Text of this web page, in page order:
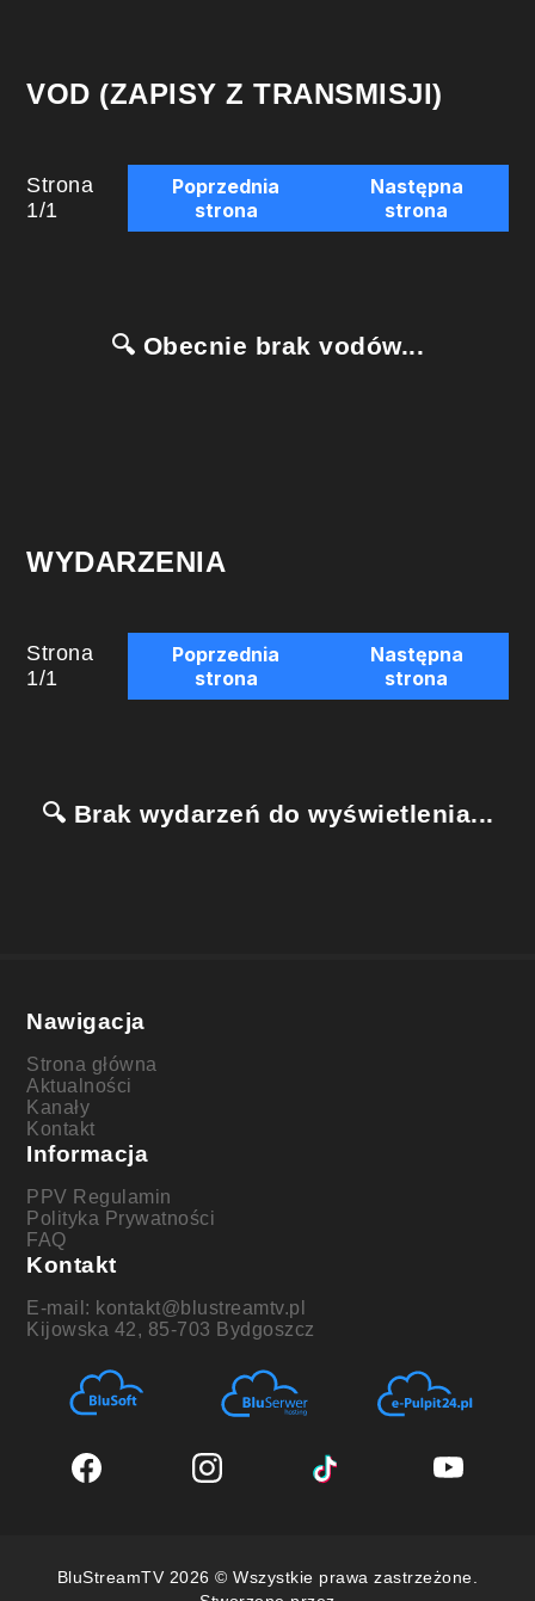
VOD (ZAPISY Z TRANSMISJI)
Strona
1/1
Poprzednia
strona
Następna
strona
🔍 Obecnie brak vodów...
WYDARZENIA
Strona
1/1
Poprzednia
strona
Następna
strona
🔍 Brak wydarzeń do wyświetlenia...
Nawigacja
Strona główna
Aktualności
Kanały
Kontakt
Informacja
PPV Regulamin
Polityka Prywatności
FAQ
Kontakt
E-mail: kontakt@blustreamtv.pl
Kijowska 42, 85-703 Bydgoszcz
BluStreamTV 2026 © Wszystkie prawa zastrzeżone.